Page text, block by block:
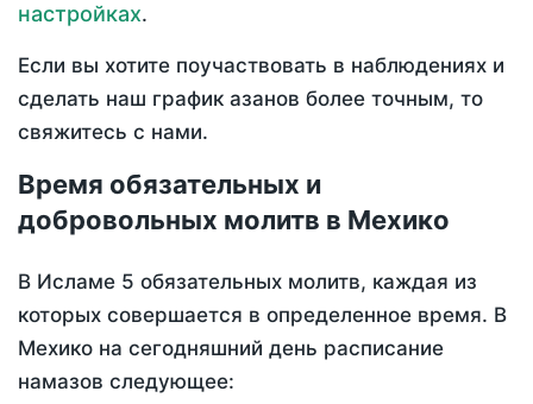
настройках.
Если вы хотите поучаствовать в наблюдениях и
сделать наш график азанов более точным, то
свяжитесь с нами.
Время обязательных и
добровольных молитв в Мехико
В Исламе 5 обязательных молитв, каждая из
которых совершается в определенное время. В
Мехико на сегодняшний день расписание
намазов следующее: